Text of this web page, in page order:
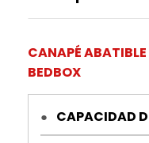
abatibles de 90 cm
obtener lo que
manera eficiente.
CANAPÉ ABATIBLE
BEDBOX
● CAPACIDAD